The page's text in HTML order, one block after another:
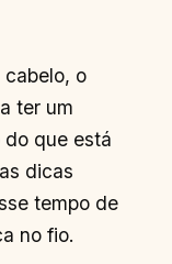
o
ter um
que está
dicas
tempo de
no fio.